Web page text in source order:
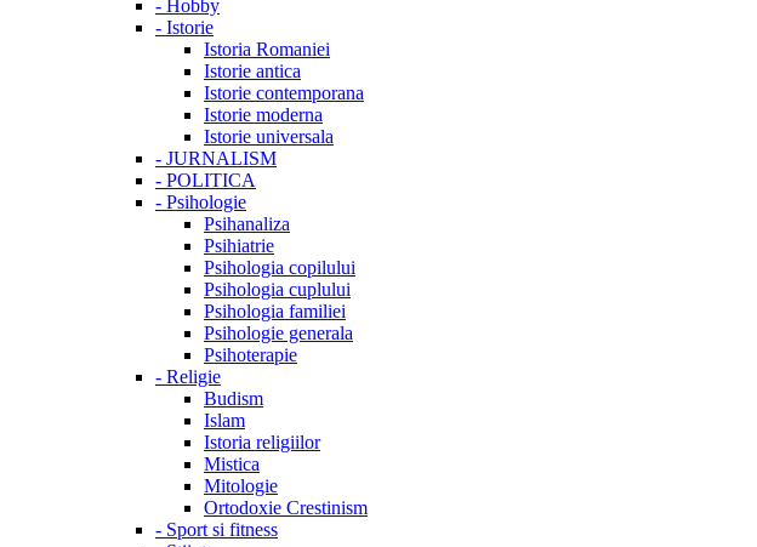
- Hobby
- Istorie
Istoria Romaniei
Istorie antica
Istorie contemporana
Istorie moderna
Istorie universala
- JURNALISM
- POLITICA
- Psihologie
Psihanaliza
Psihiatrie
Psihologia copilului
Psihologia cuplului
Psihologia familiei
Psihologie generala
Psihoterapie
- Religie
Budism
Islam
Istoria religiilor
Mistica
Mitologie
Ortodoxie Crestinism
- Sport si fitness